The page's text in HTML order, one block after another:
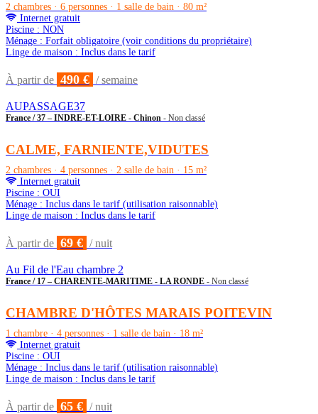
2 chambres · 6 personnes · 1 salle de bain · 80 m²
Internet gratuit
Piscine : NON
Ménage : Forfait obligatoire (voir conditions du propriétaire)
Linge de maison : Inclus dans le tarif
À partir de 490 € / semaine
AUPASSAGE37
France / 37 – INDRE-ET-LOIRE - Chinon - Non classé
CALME, FARNIENTE,VIDUTES
2 chambres · 4 personnes · 2 salle de bain · 15 m²
Internet gratuit
Piscine : OUI
Ménage : Inclus dans le tarif (utilisation raisonnable)
Linge de maison : Inclus dans le tarif
À partir de 69 € / nuit
Au Fil de l'Eau chambre 2
France / 17 – CHARENTE-MARITIME - LA RONDE - Non classé
CHAMBRE D'HÔTES MARAIS POITEVIN
1 chambre · 4 personnes · 1 salle de bain · 18 m²
Internet gratuit
Piscine : OUI
Ménage : Inclus dans le tarif (utilisation raisonnable)
Linge de maison : Inclus dans le tarif
À partir de 65 € / nuit